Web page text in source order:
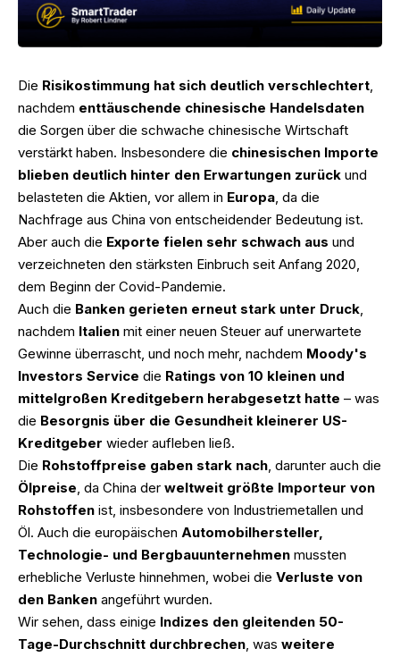
Die Risikostimmung hat sich deutlich verschlechtert,
nachdem enttäuschende chinesische Handelsdaten
die Sorgen über die schwache chinesische Wirtschaft
verstärkt haben. Insbesondere die chinesischen Importe
blieben deutlich hinter den Erwartungen zurück und
belasteten die Aktien, vor allem in Europa, da die
Nachfrage aus China von entscheidender Bedeutung ist.
Aber auch die Exporte fielen sehr schwach aus und
verzeichneten den stärksten Einbruch seit Anfang 2020,
dem Beginn der Covid-Pandemie.
Auch die Banken gerieten erneut stark unter Druck,
nachdem Italien mit einer neuen Steuer auf unerwartete
Gewinne überrascht, und noch mehr, nachdem Moody's
Investors Service die Ratings von 10 kleinen und
mittelgroßen Kreditgebern herabgesetzt hatte – was
die Besorgnis über die Gesundheit kleinerer US-
Kreditgeber wieder aufleben ließ.
Die Rohstoffpreise gaben stark nach, darunter auch die
Ölpreise, da China der weltweit größte Importeur von
Rohstoffen ist, insbesondere von Industriemetallen und
Öl. Auch die europäischen Automobilhersteller,
Technologie- und Bergbauunternehmen mussten
erhebliche Verluste hinnehmen, wobei die Verluste von
den Banken angeführt wurden.
Wir sehen, dass einige Indizes den gleitenden 50-
Tage-Durchschnitt durchbrechen, was weitere